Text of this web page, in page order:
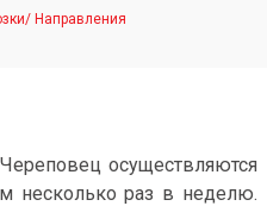
/ Направления
осуществляются
несколько раз в неделю.